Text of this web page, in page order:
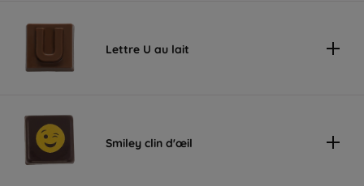
Lettre U au lait
Smiley clin d'œil